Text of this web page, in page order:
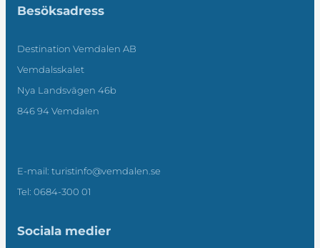
Besöksadress
Destination Vemdalen AB
Vemdalsskalet
Nya Landsvägen 46b
846 94 Vemdalen
E-mail: turistinfo@vemdalen.se
Tel: 0684-300 01
Sociala medier